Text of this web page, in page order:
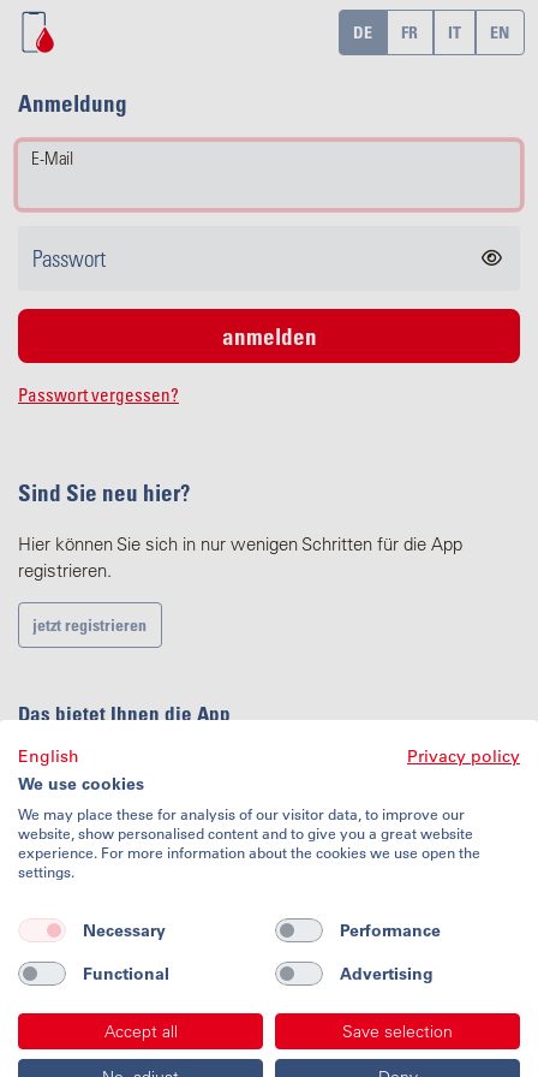
DE FR IT EN
Anmeldung
E-Mail
Passwort
Passwort vergessen?
Sind Sie neu hier?
Hier können Sie sich in nur wenigen Schritten für die App
registrieren.
jetzt registrieren
Das bietet Ihnen die App
Info-Tour ansehen
Ohne Anmeldung starten
Nutzungsbedingungen
Datenschutz
Impressum
Kontakt
English
Privacy policy
We use cookies
We may place these for analysis of our visitor data, to improve our
website, show personalised content and to give you a great website
experience. For more information about the cookies we use open the
settings.
Necessary
Performance
Functional
Advertising
Accept all Save selection